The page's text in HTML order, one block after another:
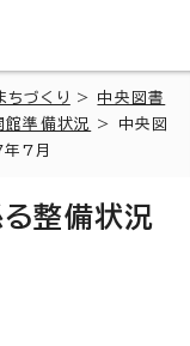
ちづくり > 中央図書
準備状況
> 中央図
年7月
整備状況